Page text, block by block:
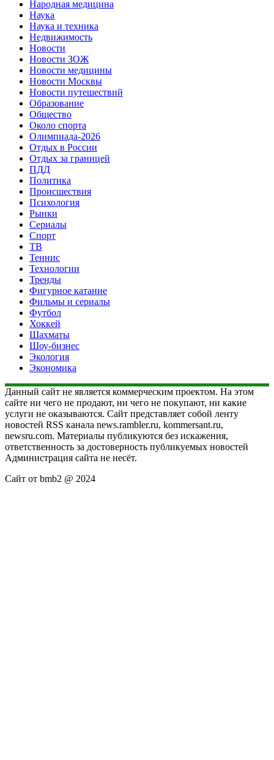
Народная медицина
Наука
Наука и техника
Недвижимость
Новости
Новости ЗОЖ
Новости медицины
Новости Москвы
Новости путешествий
Образование
Общество
Около спорта
Олимпиада-2026
Отдых в России
Отдых за границей
ПДД
Политика
Происшествия
Психология
Рынки
Сериалы
Спорт
ТВ
Теннис
Технологии
Тренды
Фигурное катание
Фильмы и сериалы
Футбол
Хоккей
Шахматы
Шоу-бизнес
Экология
Экономика
Данный сайт не является коммерческим проектом. На этом
сайте ни чего не продают, ни чего не покупают, ни какие
услуги не оказываются. Сайт представляет собой ленту
новостей RSS канала news.rambler.ru, kommersant.ru,
newsru.com. Материалы публикуются без искажения,
ответственность за достоверность публикуемых новостей
Администрация сайта не несёт.
Сайт от bmb2 @ 2024